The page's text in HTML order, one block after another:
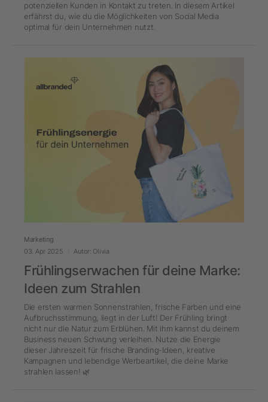
potenziellen Kunden in Kontakt zu treten. In diesem Artikel
erfährst du, wie du die Möglichkeiten von Social Media
optimal für dein Unternehmen nutzt.
Marketing
03. Apr 2025
Autor: Olivia
Frühlingserwachen für deine Marke:
Ideen zum Strahlen
Die ersten warmen Sonnenstrahlen, frische Farben und eine
Aufbruchsstimmung, liegt in der Luft! Der Frühling bringt
nicht nur die Natur zum Erblühen. Mit ihm kannst du deinem
Business neuen Schwung verleihen. Nutze die Energie
dieser Jahreszeit für frische Branding-Ideen, kreative
Kampagnen und lebendige Werbeartikel, die deine Marke
strahlen lassen! 🌿